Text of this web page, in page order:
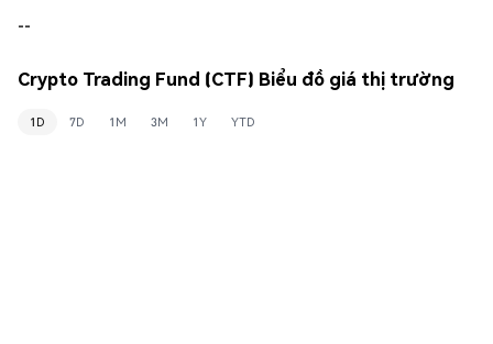
--
Crypto Trading Fund (CTF) Biểu đồ giá thị trường
1D 7D 1M 3M 1Y YTD